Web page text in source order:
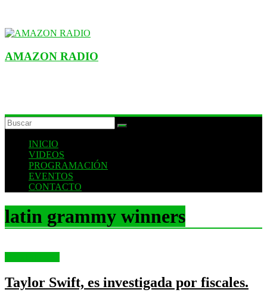
AMAZON RADIO
INICIO
VIDEOS
PROGRAMACIÓN
EVENTOS
CONTACTO
latin grammy winners
Taylor Swift, es investigada por fiscales.